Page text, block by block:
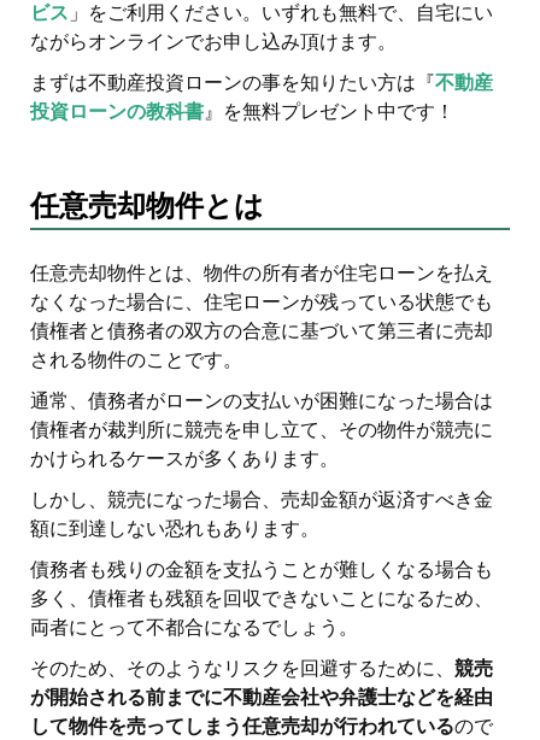
ビス 」をご利用ください。いずれも無料で、自宅にい
ながらオンラインでお申し込み頂けます。
まずは不動産投資ローンの事を知りたい方は『不動産
投資ローンの教科書』を無料プレゼント中です！
任意売却物件とは
任意売却物件とは、物件の所有者が住宅ローンを払え
なくなった場合に、住宅ローンが残っている状態でも
債権者と債務者の双方の合意に基づいて第三者に売却
される物件のことです。
通常、債務者がローンの支払いが困難になった場合は
債権者が裁判所に競売を申し立て、その物件が競売に
かけられるケースが多くあります。
しかし、競売になった場合、売却金額が返済すべき金
額に到達しない恐れもあります。
債務者も残りの金額を支払うことが難しくなる場合も
多く、債権者も残額を回収できないことになるため、
両者にとって不都合になるでしょう。
そのため、そのようなリスクを回避するために、 競売
が開始される前までに不動産会社や弁護士などを経由
して物件を売ってしまう任意売却が行われているので